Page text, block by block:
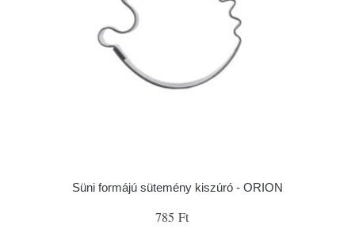
Süni formájú sütemény kiszúró - ORION
785 Ft